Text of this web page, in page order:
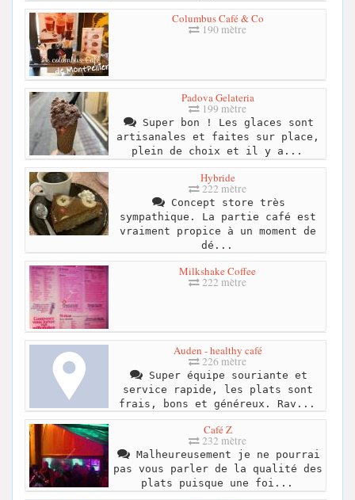
Columbus Café & Co
190 mètre
Padova Gelateria
199 mètre
Super bon ! Les glaces sont
artisanales et faites sur place,
plein de choix et il y a...
Hybride
222 mètre
Concept store très
sympathique. La partie café est
vraiment propice à un moment de
dé...
Milkshake Coffee
222 mètre
Auden - healthy café
226 mètre
Super équipe souriante et
service rapide, les plats sont
frais, bons et généreux. Rav...
Café Z
232 mètre
Malheureusement je ne pourrai
pas vous parler de la qualité des
plats puisque une foi...